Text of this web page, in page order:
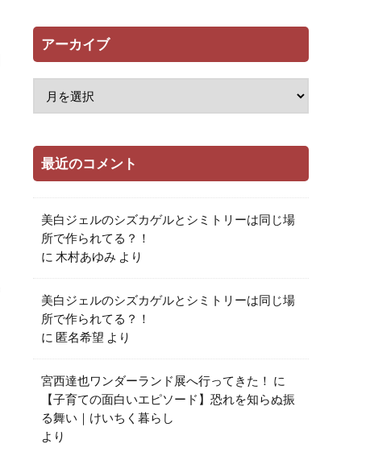
アーカイブ
最近のコメント
美白ジェルのシズカゲルとシミトリーは同じ場
所で作られてる？！
に 木村あゆみ より
美白ジェルのシズカゲルとシミトリーは同じ場
所で作られてる？！
に 匿名希望 より
宮西達也ワンダーランド展へ行ってきた！ に
【子育ての面白いエピソード】恐れを知らぬ振
る舞い｜けいちく暮らし
より